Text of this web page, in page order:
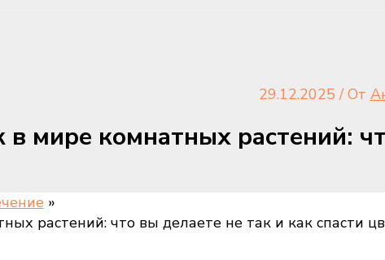
29.12.2025/ От
мире комнатных растений:
растений: что вы делаете не так и как спасти